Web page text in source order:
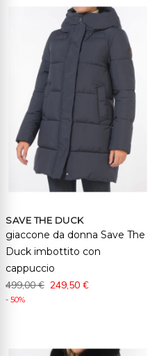
SAVE THE DUCK
giaccone da donna Save The
Duck imbottito con
cappuccio
499,00 € 249,50 €
- 50%